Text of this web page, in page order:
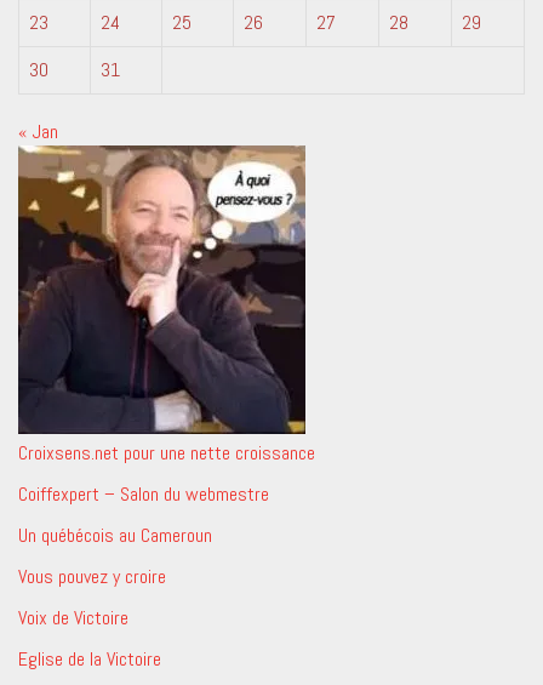
23
24 25 26 27 28
29
30
31
« Jan
Croixsens.net pour une nette croissance
Coiffexpert – Salon du webmestre
Un québécois au Cameroun
Vous pouvez y croire
Voix de Victoire
Eglise de la Victoire